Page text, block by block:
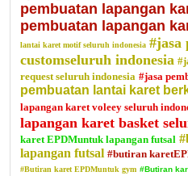
pembuatan lapangan
pembuatan lapangan
lantai karet motif seluruh indonesia #jasa
customseluruh indonesia
request seluruh indonesia #jasa
pembuatan lantai karet
lapangan karet voleey seluruh
lapangan karet basket
karet EPDMuntuk lapangan futsal
lapangan futsal #butiran
#Butiran karet EPDMuntuk gym #Butiran